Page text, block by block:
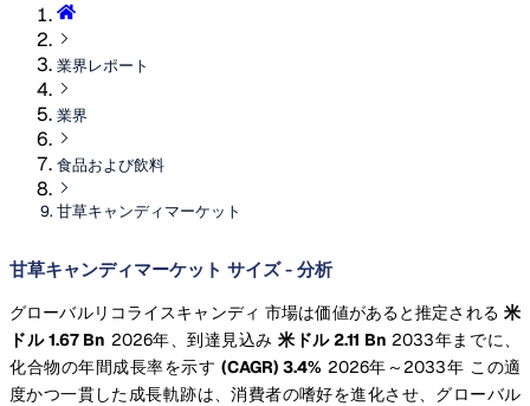
業界レポート
業界
食品および飲料
甘草キャンディマーケット
甘草キャンディマーケット サイズ - 分析
グローバルリコライスキャンディ 市場は価値があると推定される 米
ドル 1.67 Bn 2026年、到達見込み米ドル 2.11 Bn 2033年までに、
化合物の年間成長率を示す (CAGR) 3.4% 2026年～2033年 この適
度かつ一貫した成長軌跡は、消費者の嗜好を進化させ、グローバル